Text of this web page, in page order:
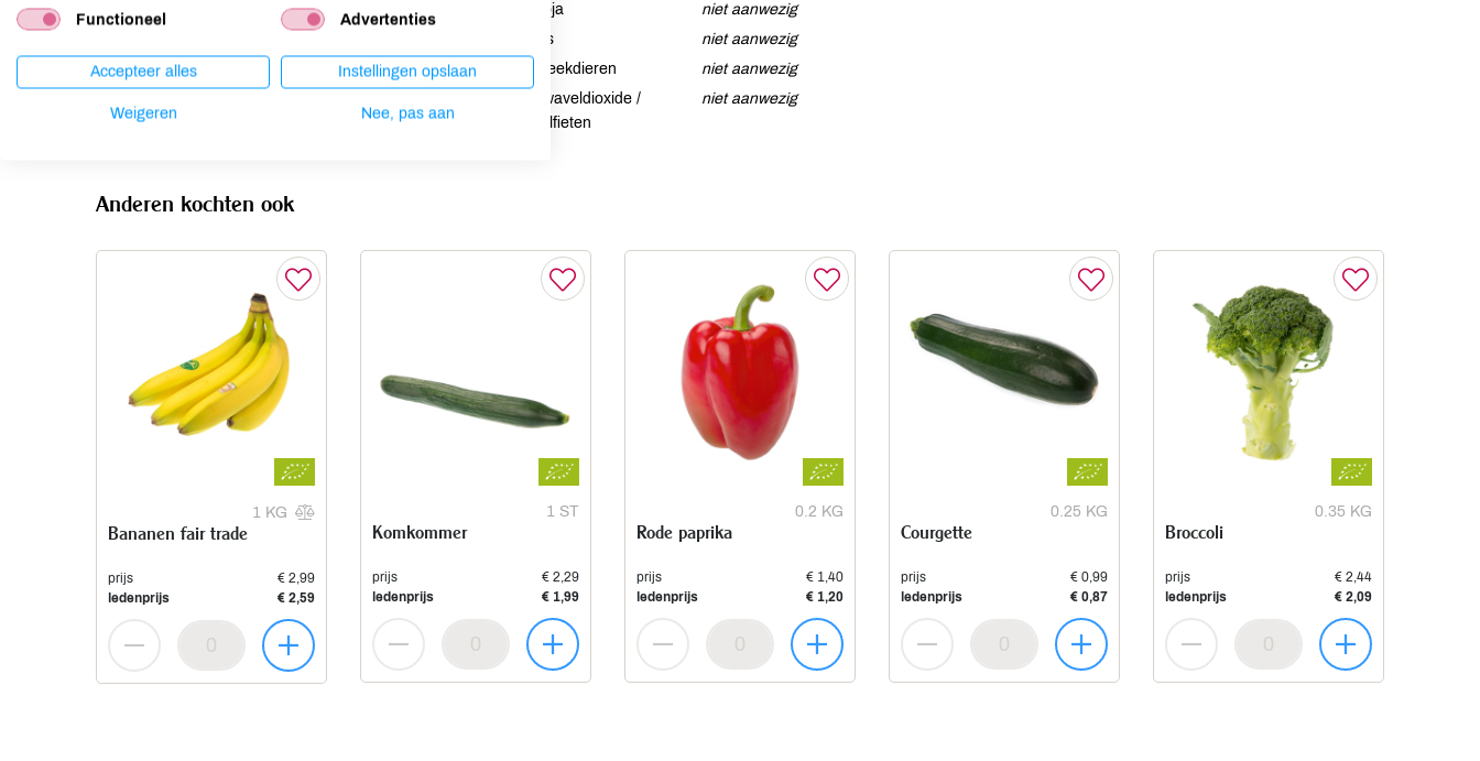
Lactose
aanwezig
Mosterd
niet aanwezig
Noten
Soja
niet aanwezig
Vis
niet aanwezig
Weekdieren
niet aanwezig
Zwaveldioxide /
sulfieten
niet aanwezig
Anderen kochten ook
1 KG
Bananen fair trade
prijs
€ 2,99
ledenprijs
€ 2,59
1 ST
Komkommer
prijs
€ 2,29
ledenprijs
€ 1,99
0.2 KG
Rode paprika
prijs
€ 1,40
ledenprijs
€ 1,20
0.25 KG
Courgette
prijs
€ 0,99
ledenprijs
€ 0,87
0.35 KG
Broccoli
prijs
€ 2,44
ledenprijs
€ 2,09
Functioneel Advertenties
Accepteer alles Instellingen opslaan
Weigeren Nee, pas aan